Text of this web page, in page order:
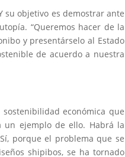
su objetivo es demostrar ante
“Queremos hacer de la
y presentárselo al Estado
de acuerdo a nuestra
económica que
un ejemplo de ello. Habrá la
porque el problema que se
shipibos, se ha tornado